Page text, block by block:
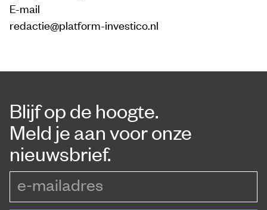
E-mail
redactie@platform-investico.nl
Blijf op de hoogte.
Meld je aan voor onze
nieuwsbrief.